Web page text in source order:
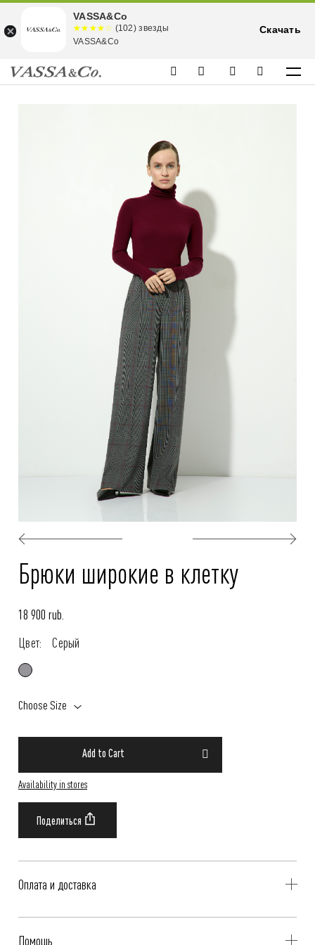
Брюки широкие в клетку
18 900 rub.
Цвет:
Серый
Choose Size
Add to Cart
Availability in stores
Оплата и доставка
Помощь
VASSA&Co
☆☆☆☆☆
★★★★
★
(102) звезды
VASSA&Co
Скачать